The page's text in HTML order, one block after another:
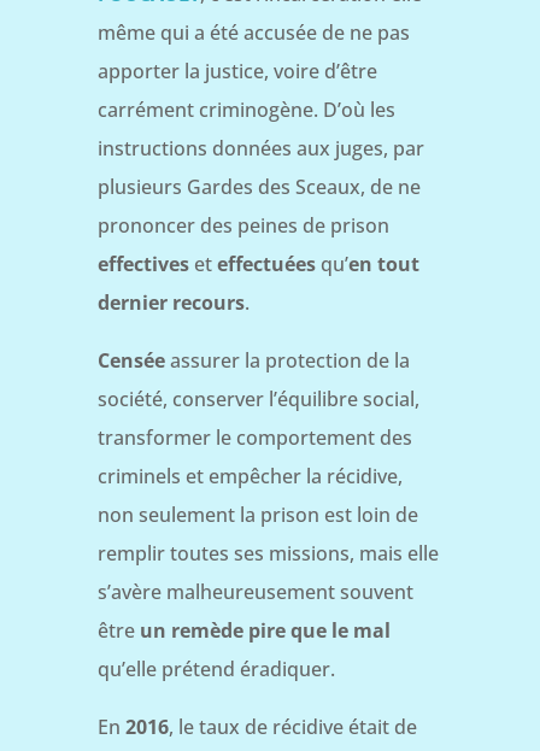
même qui a été accusée de ne pas
apporter la justice, voire d’être
carrément criminogène. D’où les
instructions données aux juges, par
plusieurs Gardes des Sceaux, de ne
prononcer des peines de prison
effectiveseteffectuéesqu’en tout
dernier recours.
Censéeassurer la protection de la
société, conserver l’équilibre social,
transformer le comportement des
criminels et empêcher la récidive,
non seulement la prison est loin de
remplir toutes ses missions, mais elle
s’avère malheureusement souvent
être un remède pire que le mal
qu’elle prétend éradiquer.
En 2016, le taux de récidive était de